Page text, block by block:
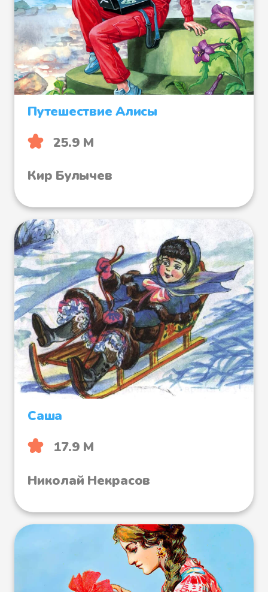
Путешествие Алисы
25.9 М
Кир Булычев
Саша
17.9 М
Николай Некрасов